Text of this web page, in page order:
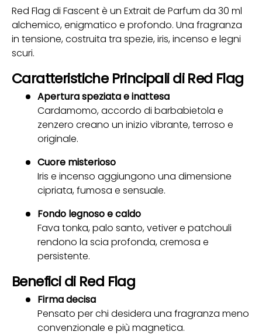
Red Flag di Fascent è un Extrait de Parfum da 30 ml
alchemico, enigmatico e profondo. Una fragranza
in tensione, costruita tra spezie, iris, incenso e legni
scuri.
Caratteristiche Principali di Red Flag
Apertura speziata e inattesa
Cardamomo, accordo di barbabietola e
zenzero creano un inizio vibrante, terroso e
originale.
Cuore misterioso
Iris e incenso aggiungono una dimensione
cipriata, fumosa e sensuale.
Fondo legnoso e caldo
Fava tonka, palo santo, vetiver e patchouli
rendono la scia profonda, cremosa e
persistente.
Benefici di Red Flag
Firma decisa
Pensato per chi desidera una fragranza meno
convenzionale e più magnetica.